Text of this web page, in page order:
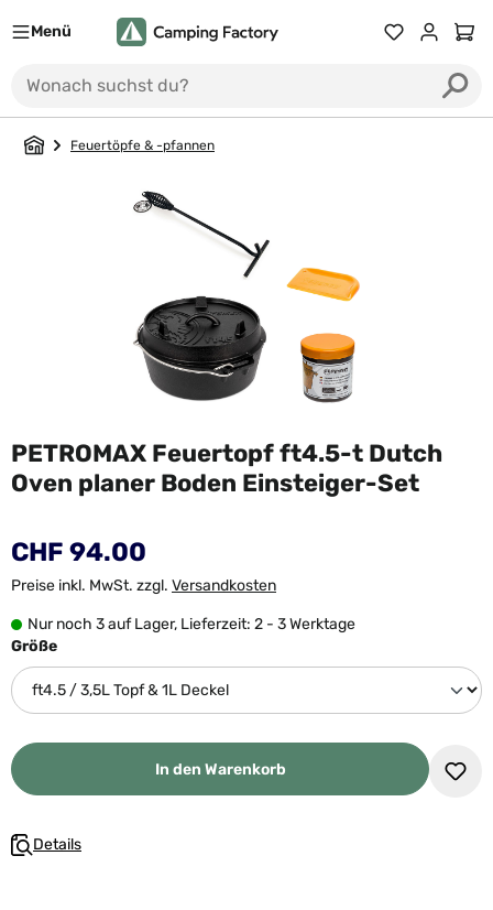
Menü Du hast 0
Feuertöpfe & -pfannen
PETROMAX Feuertopf ft4.5-t Dutch
Oven planer Boden Einsteiger-Set
CHF 94.00
Preise inkl. MwSt. zzgl. Versandkosten
Nur noch 3 auf Lager, Lieferzeit: 2 - 3 Werktage
Größeauswählen
In den Warenkorb
Details